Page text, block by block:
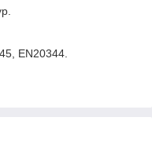
EN20344.